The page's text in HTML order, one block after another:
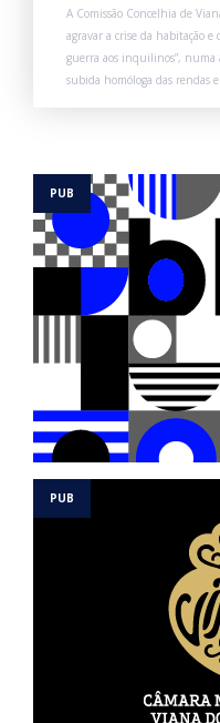
A Comissão Concelhia de
agravar a crise da habitação
guerra aos inquilinos”,
subida homóloga das rendas